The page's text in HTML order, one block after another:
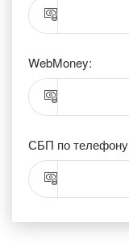
WebMoney:
СБП по телефону